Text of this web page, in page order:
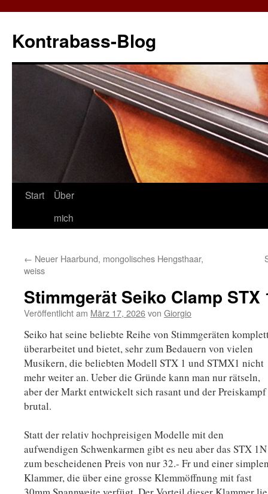
springen
Kontrabass-Blog
Start
Über
mich
← Neuer Haarbund, mongolisches Hengsthaar,
weiss
Stimmgerät Seiko Clamp STX
Veröffentlicht am März 17, 2026von Giorgio
Seiko hat seine beliebte Reihe von Stimmgeräten
überarbeitet und bietet, sehr zum Bedauern von vielen
Musikern, die beliebten Modell STX 1 und STMX1 nicht
mehr weiter an. Ueber die Gründe kann man nur rätseln,
aber der Markt entwickelt sich rasant und der
brutal.
Statt der relativ hochpreisigen Modelle mit den
aufwendigen Schwenkarmen gibt es neu aber das STX 1N
zum bescheidenen Preis von nur 32.- Fr und einer
Klammer, die über eine grosse Klemmöffnung mit fast